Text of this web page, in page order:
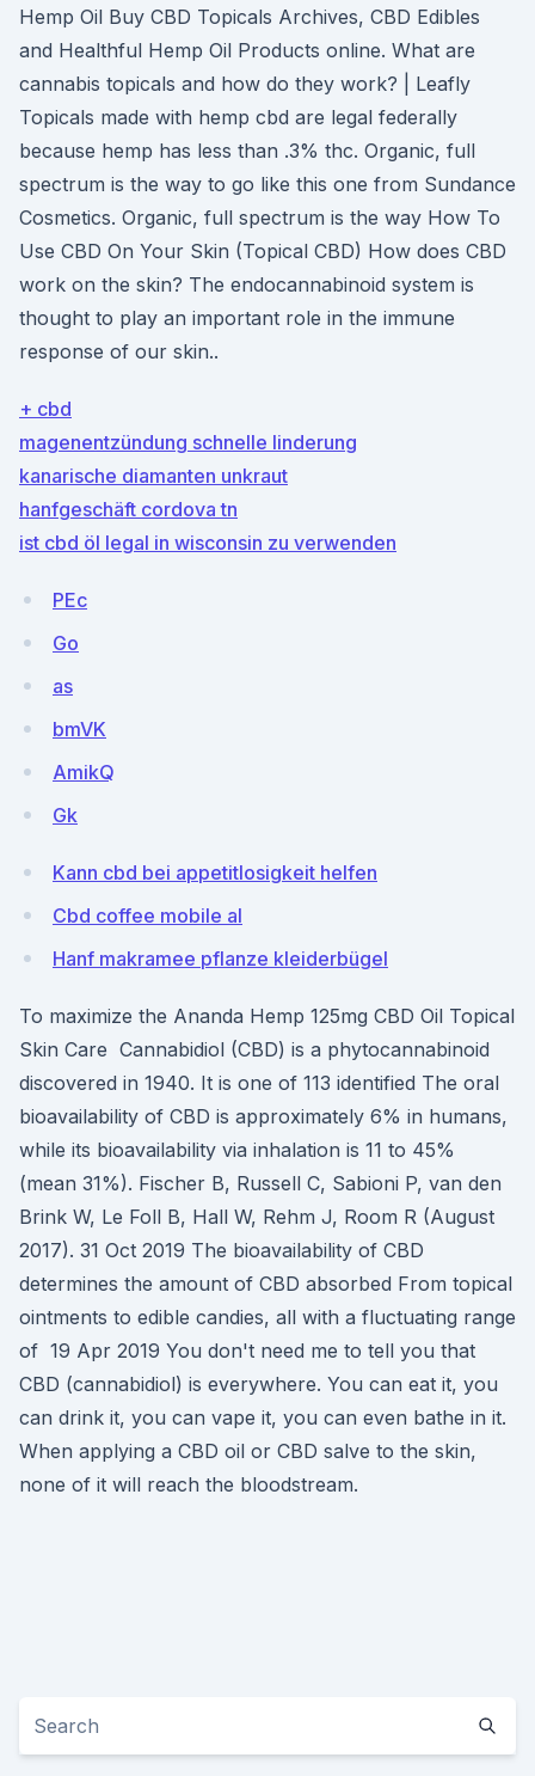
Hemp Oil Buy CBD Topicals Archives, CBD Edibles
and Healthful Hemp Oil Products online. What are
cannabis topicals and how do they work? | Leafly
Topicals made with hemp cbd are legal federally
because hemp has less than .3% thc. Organic, full
spectrum is the way to go like this one from Sundance
Cosmetics. Organic, full spectrum is the way How To
Use CBD On Your Skin (Topical CBD) How does CBD
work on the skin? The endocannabinoid system is
thought to play an important role in the immune
response of our skin..
+ cbd
magenentzündung schnelle linderung
kanarische diamanten unkraut
hanfgeschäft cordova tn
ist cbd öl legal in wisconsin zu verwenden
PEc
Go
as
bmVK
AmikQ
Gk
Kann cbd bei appetitlosigkeit helfen
Cbd coffee mobile al
Hanf makramee pflanze kleiderbügel
To maximize the Ananda Hemp 125mg CBD Oil Topical
Skin Care Cannabidiol (CBD) is a phytocannabinoid
discovered in 1940. It is one of 113 identified The oral
bioavailability of CBD is approximately 6% in humans,
while its bioavailability via inhalation is 11 to 45%
(mean 31%). Fischer B, Russell C, Sabioni P, van den
Brink W, Le Foll B, Hall W, Rehm J, Room R (August
2017). 31 Oct 2019 The bioavailability of CBD
determines the amount of CBD absorbed From topical
ointments to edible candies, all with a fluctuating range
of 19 Apr 2019 You don't need me to tell you that
CBD (cannabidiol) is everywhere. You can eat it, you
can drink it, you can vape it, you can even bathe in it.
When applying a CBD oil or CBD salve to the skin,
none of it will reach the bloodstream.